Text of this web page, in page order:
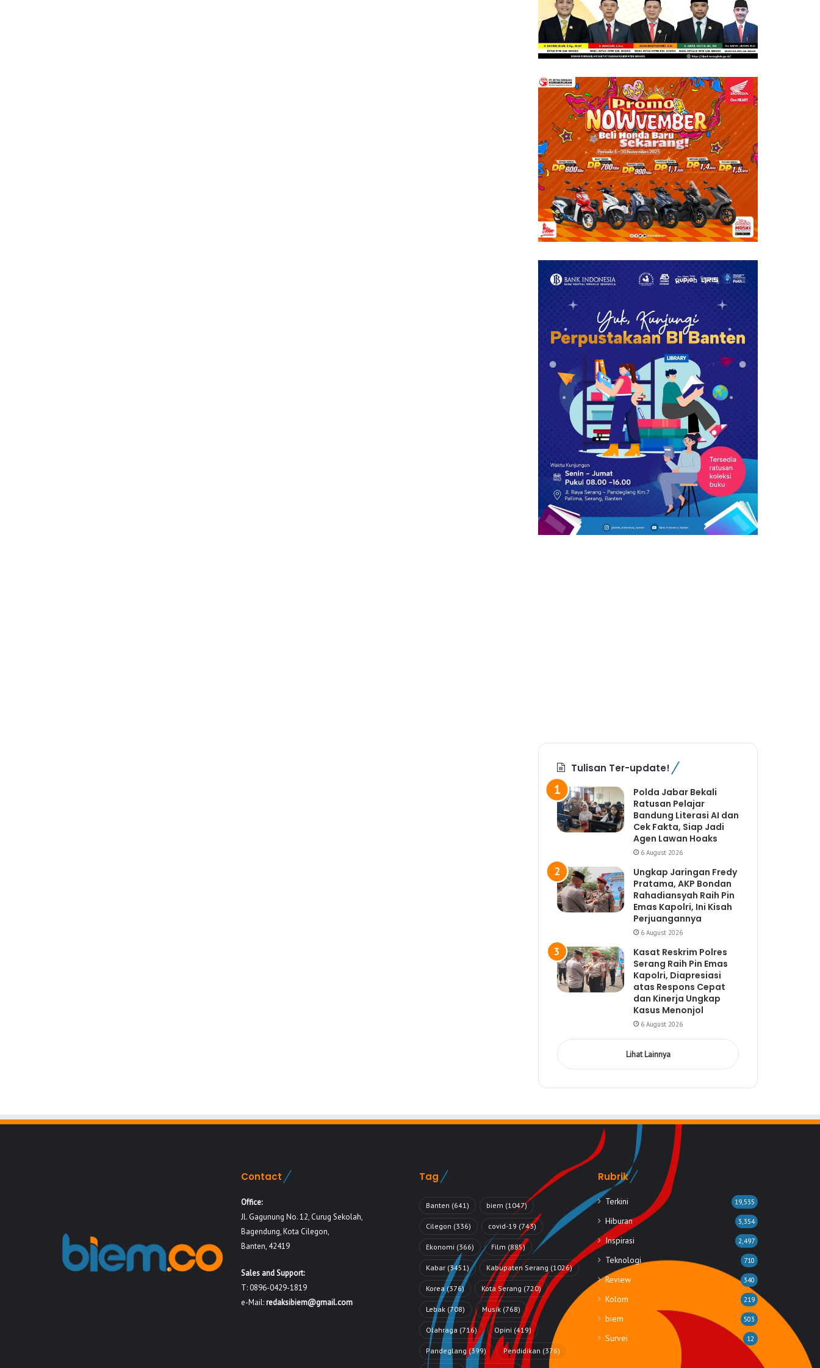
Tulisan Ter-update!
Polda Jabar Bekali
Ratusan Pelajar
Bandung Literasi AI dan
Cek Fakta, Siap Jadi
Agen Lawan Hoaks
6 August 2026
Ungkap Jaringan Fredy
Pratama, AKP Bondan
Rahadiansyah Raih Pin
Emas Kapolri, Ini Kisah
Perjuangannya
6 August 2026
Kasat Reskrim Polres
Serang Raih Pin Emas
Kapolri, Diapresiasi
atas Respons Cepat
dan Kinerja Ungkap
Kasus Menonjol
6 August 2026
Lihat Lainnya
Contact
Office:
Jl. Gagunung No. 12, Curug Sekolah,
Bagendung, Kota Cilegon,
Banten, 42419
Sales and Support:
T: 0896-0429-1819
e-Mail:redaksibiem@gmail.com
Tag
Banten (641) biem (1047)
Cilegon (336) covid-19 (743)
Ekonomi (366) Film (885)
Kabar (3451) Kabupaten Serang (1026)
Korea (376) Kota Serang (720)
Lebak (708) Musik (768)
Olahraga (716) Opini (419)
Pandeglang(399) Pendidikan (376)
Rubrik
Terkini 19,535
Hiburan 3,354
Inspirasi 2,497
Teknologi 710
Review 340
Kolom 219
biem 503
Survei 12